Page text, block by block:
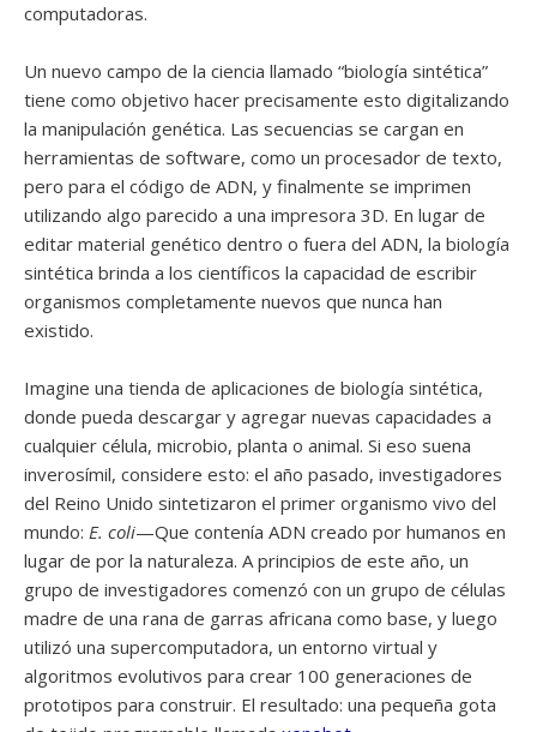
computadoras.
Un nuevo campo de la ciencia llamado “biología sintética”
tiene como objetivo hacer precisamente esto digitalizando
la manipulación genética. Las secuencias se cargan en
herramientas de software, como un procesador de texto,
pero para el código de ADN, y finalmente se imprimen
utilizando algo parecido a una impresora 3D. En lugar de
editar material genético dentro o fuera del ADN, la biología
sintética brinda a los científicos la capacidad de escribir
organismos completamente nuevos que nunca han
existido.
Imagine una tienda de aplicaciones de biología sintética,
donde pueda descargar y agregar nuevas capacidades a
cualquier célula, microbio, planta o animal. Si eso suena
inverosímil, considere esto: el año pasado, investigadores
del Reino Unido sintetizaron el primer organismo vivo del
mundo: E. coli—Que contenía ADN creado por humanos en
lugar de por la naturaleza. A principios de este año, un
grupo de investigadores comenzó con un grupo de células
madre de una rana de garras africana como base, y luego
utilizó una supercomputadora, un entorno virtual y
algoritmos evolutivos para crear 100 generaciones de
prototipos para construir. El resultado: una pequeña gota